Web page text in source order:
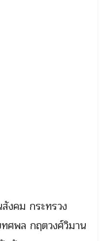
งคม กระทรวง
ศพล กฤตวงศ์วิมาน